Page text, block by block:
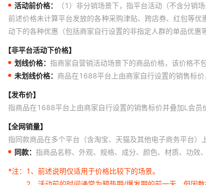
活动前价格：
（1）非分销场景下，指平台活动（不含分销
前述价格未计算平台发放的各种采购津贴、跨店券、红包等
动下的各种优惠（包括商家自行设置的非指定人群的单品优
【非平台活动下价格】
划线价格： 指商家自营销活动场景下的商品价格，该价格不
未划线价格： 商品在1688平台上由商家自行设置的销售标
【发布价】
指商品在1688平台上由商家自行设置的销售标价并叠加L会员
【全网销量】
指同款商品在多个平台（含淘宝、天猫及其他电子商务平台）
同款： 指商品名称、外观、规格、成分、颜色、材质、功效
*注：
1、前述说明仅适用于价格比较下的场景。